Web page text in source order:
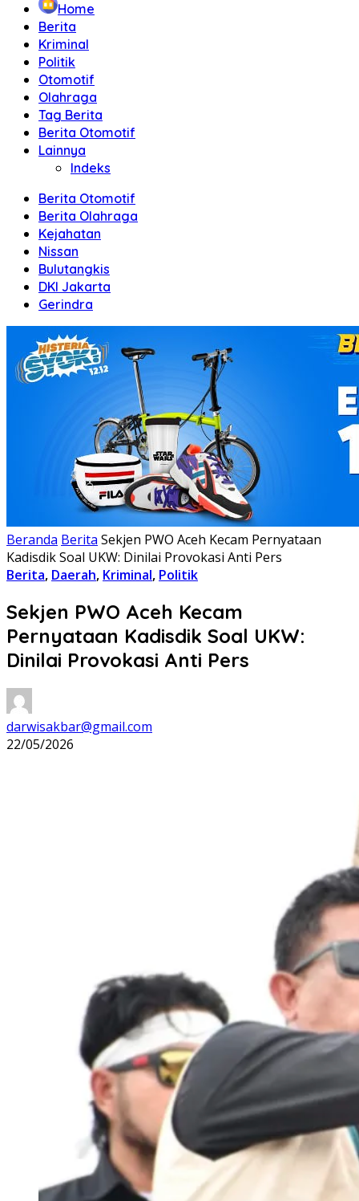
Home
Berita
Kriminal
Politik
Otomotif
Olahraga
Tag Berita
Berita Otomotif
Lainnya
Indeks
Berita Otomotif
Berita Olahraga
Kejahatan
Nissan
Bulutangkis
DKI Jakarta
Gerindra
Beranda Berita Sekjen PWO Aceh Kecam Pernyataan
Kadisdik Soal UKW: Dinilai Provokasi Anti Pers
Berita, Daerah, Kriminal, Politik
Sekjen PWO Aceh Kecam
Pernyataan Kadisdik Soal UKW:
Dinilai Provokasi Anti Pers
darwisakbar@gmail.com
22/05/2026